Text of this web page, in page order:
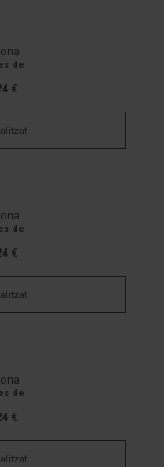
de
€
de
€
de
€